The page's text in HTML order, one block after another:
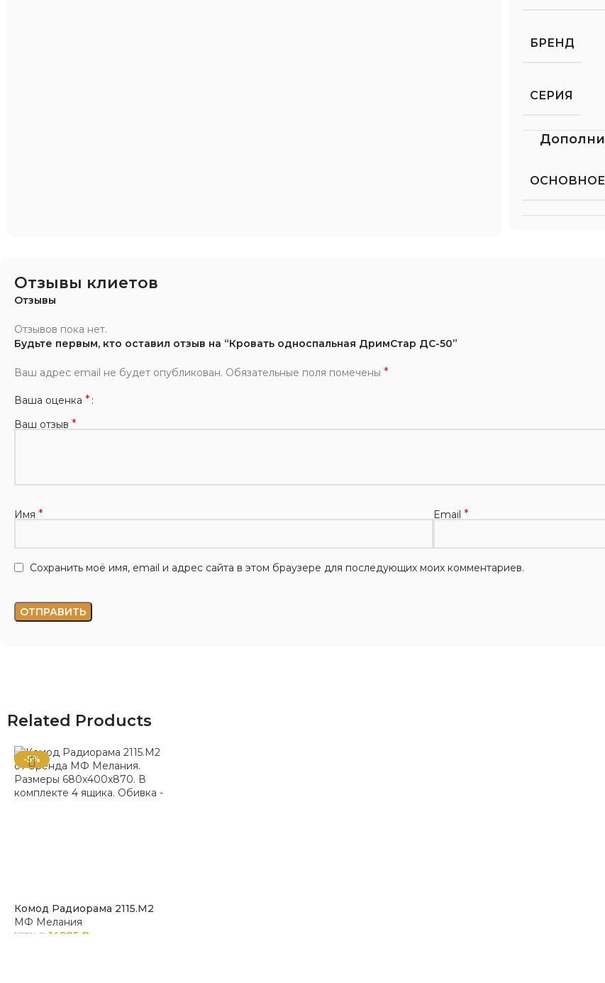
БРЕНД
СЕРИЯ
Отзывы клиетов
Отзывы
Отзывов пока нет.
Будьте первым, кто оставил отзыв на “Кровать односпальная ДримСтар ДС-50”
Ваш адрес email не будет опубликован. Обязательные поля помечены *
Ваша оценка *
Ваш отзыв *
Имя * Email *
Сохранить моё имя, email и адрес сайта в этом браузере для последующих моих комментариев.
Related Products
-5%
Комод Радиорама 2115.М2
МФ Мелания
15774 ₽ 14985 ₽